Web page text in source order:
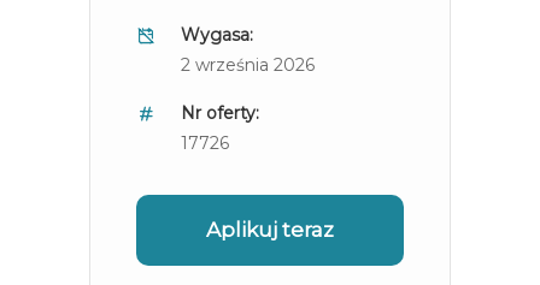
Wygasa:
2 września 2026
Nr oferty:
17726
Aplikuj teraz